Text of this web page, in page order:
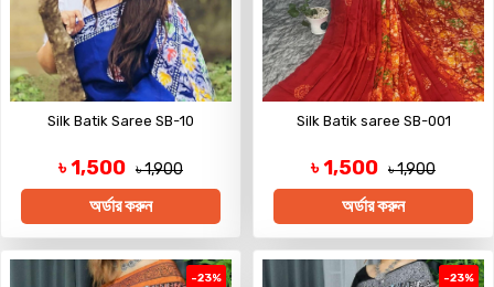
Silk Batik Saree SB-10
৳ 1,500 ৳ 1,900
অর্ডার করুন
Silk Batik saree SB-001
৳ 1,500 ৳ 1,900
অর্ডার করুন
-23% -23%